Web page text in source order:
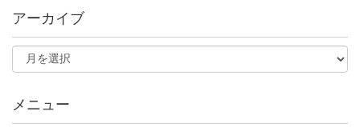
アーカイブ
メニュー